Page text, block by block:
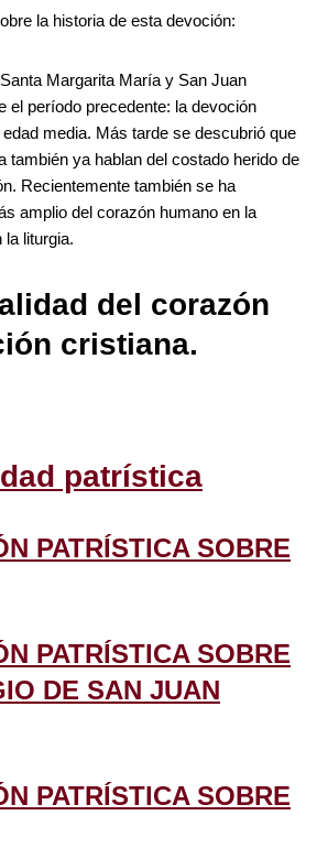
la historia de esta devoción:
Margarita María y San Juan
el período precedente: la devoción
media. Más tarde se descubrió que
también ya hablan del costado herido de
Recientemente también se ha
amplio del corazón humano en la
la liturgia.
del corazón
cristiana.
patrística
PATRÍSTICA SOBRE
PATRÍSTICA SOBRE
DE SAN JUAN
PATRÍSTICA SOBRE